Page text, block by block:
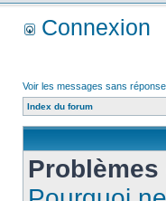
Connexion
Voir les messages sans
Index du forum